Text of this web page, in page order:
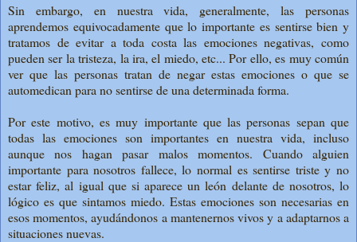
Sin embargo, en nuestra vida, generalmente, las personas
aprendemos equivocadamente que lo importante es sentirse bien y
tratamos de evitar a toda costa las emociones negativas, como
pueden ser la tristeza, la ira, el miedo, etc... Por ello, es muy común
ver que las personas tratan de negar estas emociones o que se
automedican para no sentirse de una determinada forma.
Por este motivo, es muy importante que las personas sepan que
todas las emociones son importantes en nuestra vida, incluso
aunque nos hagan pasar malos momentos. Cuando alguien
importante para nosotros fallece, lo normal es sentirse triste y no
estar feliz, al igual que si aparece un león delante de nosotros, lo
lógico es que sintamos miedo. Estas emociones son necesarias en
esos momentos, ayudándonos a mantenernos vivos y a adaptarnos a
situaciones nuevas.